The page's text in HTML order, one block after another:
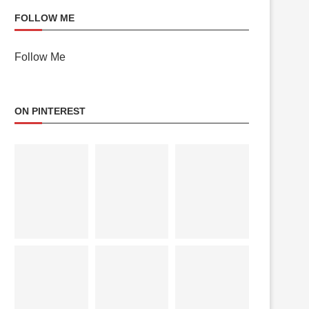
FOLLOW ME
Follow Me
ON PINTEREST